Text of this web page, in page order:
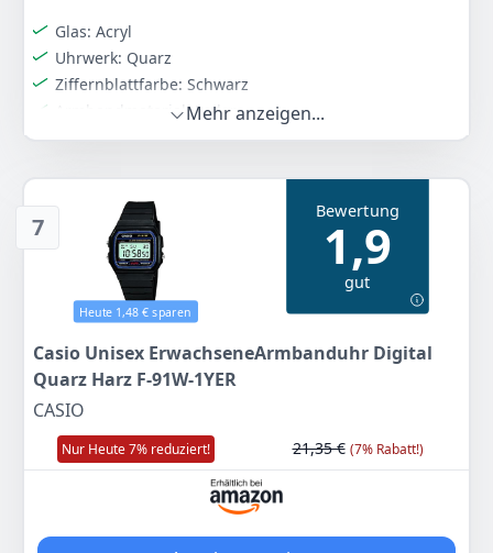
Glas: Acryl
Uhrwerk: Quarz
Ziffernblattfarbe: Schwarz
Armbandmaterial: Leder
Durchmesser: 42
Zum Angebot
Mehr anzeigen...
7
Heute 1,48 € sparen
Bewertung
1,9
gut
Casio Unisex ErwachseneArmbanduhr Digital
Quarz Harz F-91W-1YER
CASIO
Nur Heute 7% reduziert! 21,35 € (7% Rabatt!)